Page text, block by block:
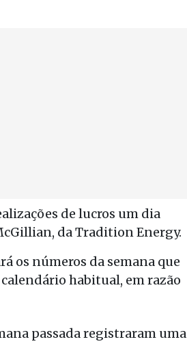
de lucros um dia
da Tradition Energy.
os números da semana que
habitual, em razão
passada registraram uma